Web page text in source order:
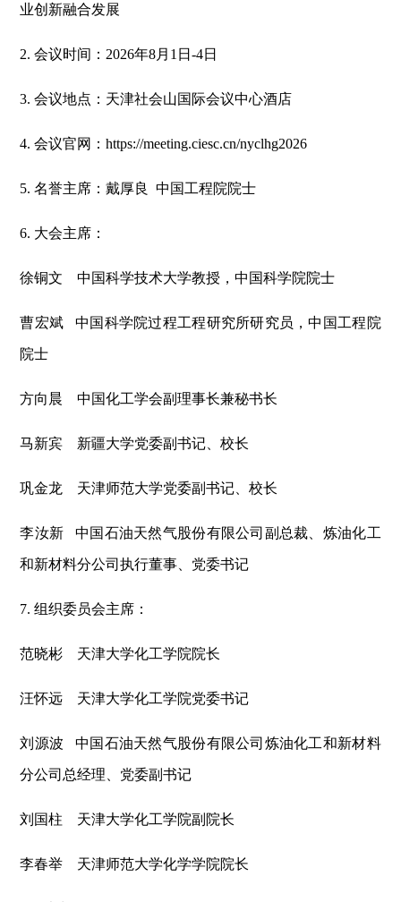
业创新融合发展
2. 会议时间：2026年8月1日-4日
3. 会议地点：天津社会山国际会议中心酒店
4. 会议官网：https://meeting.ciesc.cn/nyclhg2026
5. 名誉主席：戴厚良 中国工程院院士
6. 大会主席：
徐铜文 中国科学技术大学教授，中国科学院院士
曹宏斌 中国科学院过程工程研究所研究员，中国工程院
院士
方向晨 中国化工学会副理事长兼秘书长
马新宾 新疆大学党委副书记、校长
巩金龙 天津师范大学党委副书记、校长
李汝新 中国石油天然气股份有限公司副总裁、炼油化工
和新材料分公司执行董事、党委书记
7. 组织委员会主席：
范晓彬 天津大学化工学院院长
汪怀远 天津大学化工学院党委书记
刘源波 中国石油天然气股份有限公司炼油化工和新材料
分公司总经理、党委副书记
刘国柱 天津大学化工学院副院长
李春举 天津师范大学化学学院院长